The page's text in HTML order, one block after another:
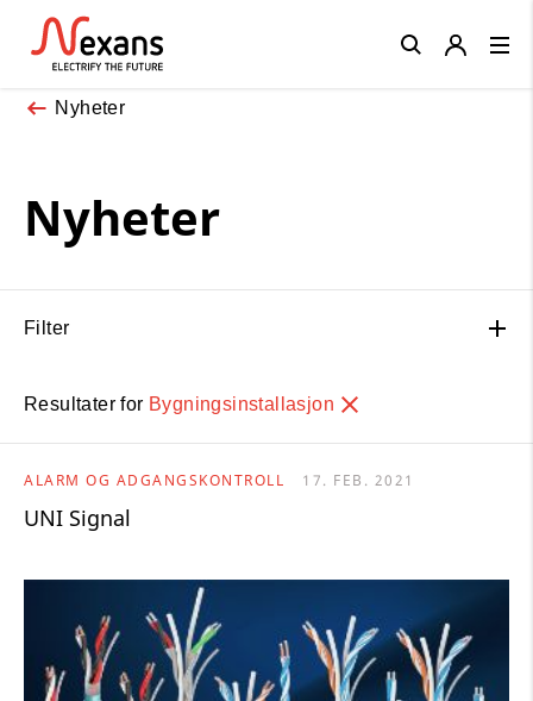
Nyheter
Nyheter
Filter
Resultater for Bygningsinstallasjon
ALARM OG ADGANGSKONTROLL 17. FEB. 2021
UNI Signal
Close